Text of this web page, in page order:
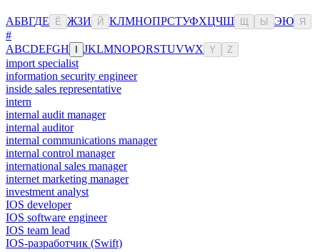
АБВГДЕ Ё ЖЗИ Й КЛМНОПРСТУФХЦЧШ Ы ЭЮ Я
#
ABCDEFGH JKLMNOPQRSTUVWX Y Z
import specialist
information security engineer
inside sales representative
intern
internal audit manager
internal auditor
internal communications manager
internal control manager
international sales manager
internet marketing manager
investment analyst
IOS developer
IOS software engineer
IOS team lead
IOS-разработчик (Swift)